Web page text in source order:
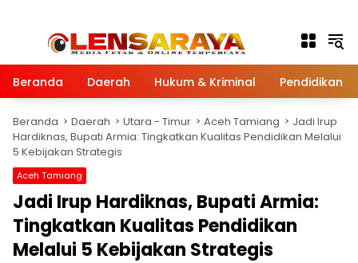
Beranda Daerah Hukum & Kriminal Pendidikan
Beranda Daerah Utara - Timur Aceh Tamiang
Jadi Irup
Hardiknas, Bupati Armia: Tingkatkan Kualitas Pendidikan Melalui
5 Kebijakan Strategis
Aceh Tamiang
Jadi Irup Hardiknas, Bupati Armia:
Tingkatkan Kualitas Pendidikan
Melalui 5 Kebijakan Strategis